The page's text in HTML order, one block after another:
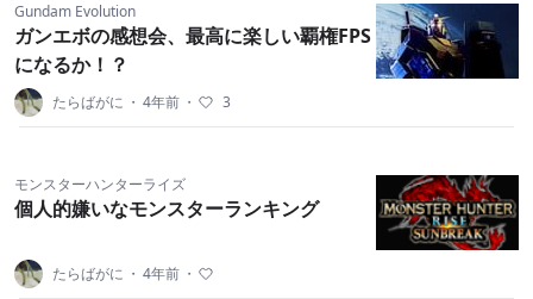
Gundam Evolution
ガンエボの感想会、最高に楽しい覇権FPS
になるか！？
たらばがに ・ 4年前 ・ 3
モンスターハンターライズ
個人的嫌いなモンスターランキング
たらばがに ・ 4年前 ・